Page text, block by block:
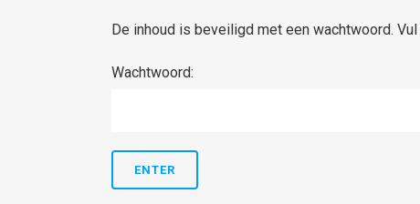
De inhoud is beveiligd met een wachtwoord.
Wachtwoord: